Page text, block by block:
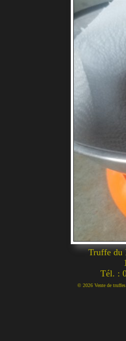
Truffe du
Tél. :
© 2026 Vente de